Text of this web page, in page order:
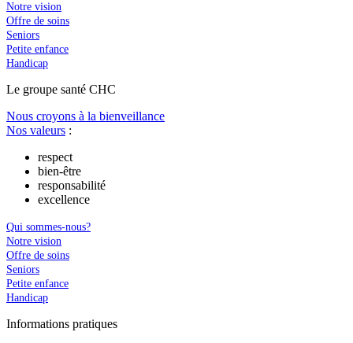
Notre vision
Offre de soins
Seniors
Petite enfance
Handicap
Le groupe santé CHC
Nous croyons à la bienveillance
Nos valeurs :
respect
bien-être
responsabilité
excellence
Qui sommes-nous?
Notre vision
Offre de soins
Seniors
Petite enfance
Handicap
Informations pratiques